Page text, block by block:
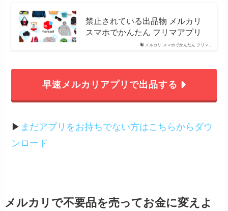
メルカリ スマホでかんたん フリマ…
禁止されている出品物 メルカリ
スマホでかんたん フリマアプリ
早速メルカリアプリで出品する
▶︎ まだアプリをお持ちでない方はこちらからダウ
ンロード
メルカリで不要品を売ってお金に変えよ